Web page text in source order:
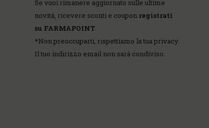
Se vuoi rimanere aggiornato sulle ultime
novità, ricevere sconti e coupon registrati
su FARMAPOINT.
*Non preoccuparti, rispettiamo la tua privacy.
Il tuo indirizzo email non sarà condiviso.